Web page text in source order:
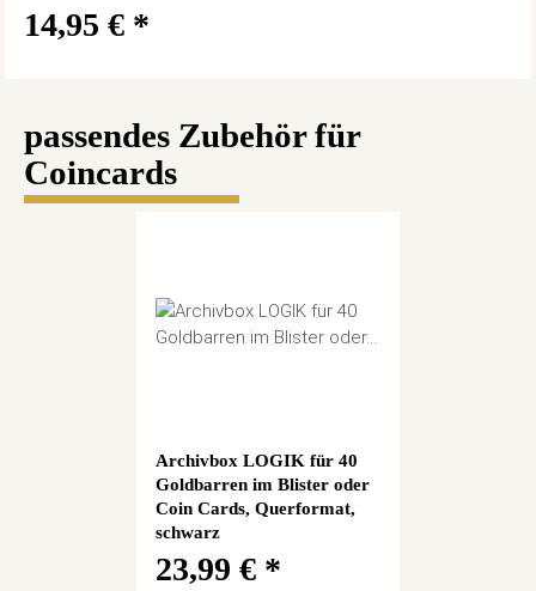
14,95 € *
passendes Zubehör für
Coincards
Archivbox LOGIK für 40
Goldbarren im Blister oder
Coin Cards, Querformat,
schwarz
23,99 € *